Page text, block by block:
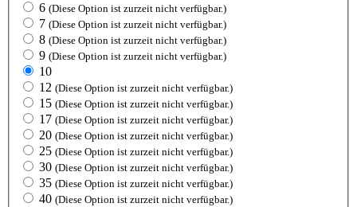
6 (Diese Option ist zurzeit nicht verfügbar.)
7 (Diese Option ist zurzeit nicht verfügbar.)
8 (Diese Option ist zurzeit nicht verfügbar.)
9 (Diese Option ist zurzeit nicht verfügbar.)
10
12 (Diese Option ist zurzeit nicht verfügbar.)
15 (Diese Option ist zurzeit nicht verfügbar.)
17 (Diese Option ist zurzeit nicht verfügbar.)
20 (Diese Option ist zurzeit nicht verfügbar.)
25 (Diese Option ist zurzeit nicht verfügbar.)
30 (Diese Option ist zurzeit nicht verfügbar.)
35 (Diese Option ist zurzeit nicht verfügbar.)
40 (Diese Option ist zurzeit nicht verfügbar.)